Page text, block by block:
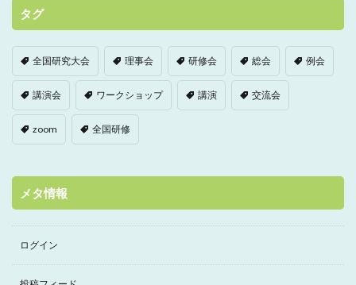
タグ
全国研究大会 理事会 研修会 総会 例会
講演会 ワークショップ 講演 交流会
zoom 全国研修
メタ情報
ログイン